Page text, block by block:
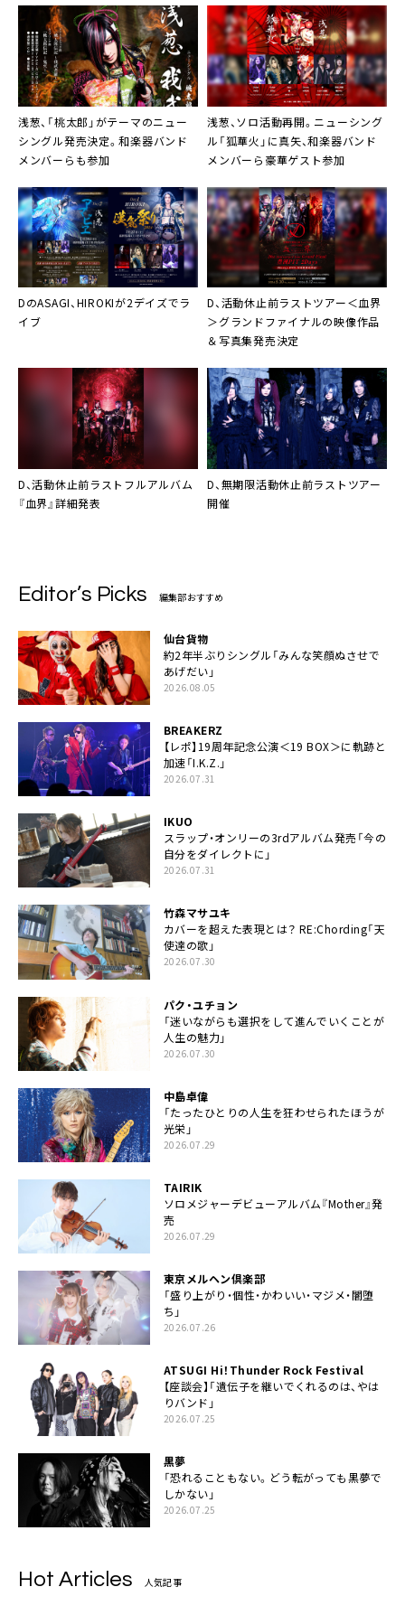
浅葱、「桃太郎」がテーマのニュー
シングル発売決定。和楽器バンド
メンバーらも参加
浅葱、ソロ活動再開。ニューシング
ル「狐華火」に真矢、和楽器バンド
メンバーら豪華ゲスト参加
DのASAGI、HIROKIが2デイズでラ
イブ
D、活動休止前ラストツアー＜血界
＞グランドファイナルの映像作品
＆写真集発売決定
D、活動休止前ラストフルアルバム
『血界』詳細発表
D、無期限活動休止前ラストツアー
開催
Editor’s Picks 編集部おすすめ
仙台貨物
約2年半ぶりシングル「みんな笑顔ぬさせで
あげだい」
2026.08.05
BREAKERZ
【レポ】19周年記念公演＜19 BOX＞に軌跡と
加速「I.K.Z.」
2026.07.31
IKUO
スラップ・オンリーの3rdアルバム発売「今の
自分をダイレクトに」
2026.07.31
竹森マサユキ
カバーを超えた表現とは？ RE:Chording「天
使達の歌」
2026.07.30
パク・ユチョン
「迷いながらも選択をして進んでいくことが
人生の魅力」
2026.07.30
中島卓偉
「たったひとりの人生を狂わせられたほうが
光栄」
2026.07.29
TAIRIK
ソロメジャーデビューアルバム『Mother』発
売
2026.07.29
東京メルヘン倶楽部
「盛り上がり・個性・かわいい・マジメ・闇堕
ち」
2026.07.26
ATSUGI Hi！Thunder Rock Festival
【座談会】「遺伝子を継いでくれるのは、やは
りバンド」
2026.07.25
黒夢
「恐れることもない。どう転がっても黒夢で
しかない」
2026.07.25
Hot Articles 人気記事